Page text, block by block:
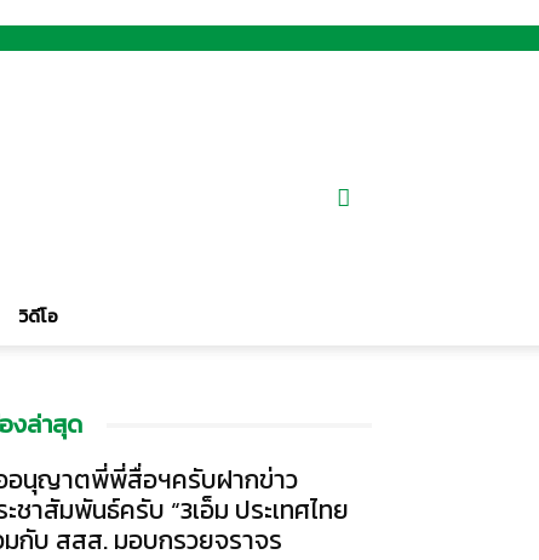
วิดีโอ
งล่าสุด
อนุญาตพี่พี่สื่อฯครับฝากข่าว
ชาสัมพันธ์ครับ “3เอ็ม ประเทศไทย
มกับ สสส. มอบกรวยจราจร